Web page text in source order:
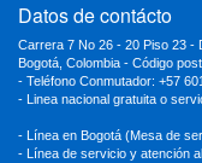
Datos de contácto
Carrera 7 No 26 - 20 Piso 23 -
Bogotá, Colombia - Código
- Teléfono Conmutador: +57
- Linea nacional gratuita o
- Línea en Bogotá (Mesa de
- Línea de servicio y atención